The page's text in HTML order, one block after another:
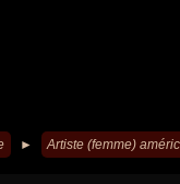
► Artiste (femme)